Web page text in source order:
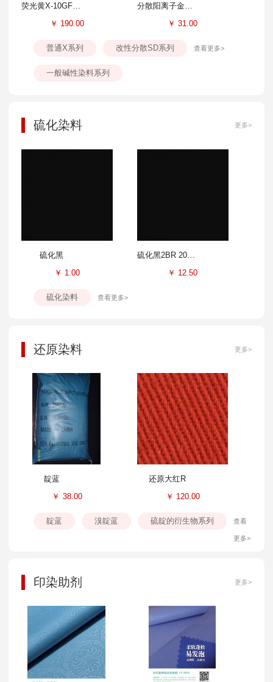
荧光黄X-10GFF 300%
￥ 190.00
分散阳离子金黄SD-GL 100%
￥ 31.00
普通X系列 改性分散SD系列
一般碱性染料系列
查看更多>
硫化染料 更多>
硫化黑
￥ 1.00
硫化黑2BR 200%
￥ 12.50
硫化染料 查看更多>
还原染料 更多>
靛蓝
￥ 38.00
还原大红R
￥ 120.00
靛蓝 溴靛蓝 硫靛的衍生物系列 查看
更多>
印染助剂 更多>